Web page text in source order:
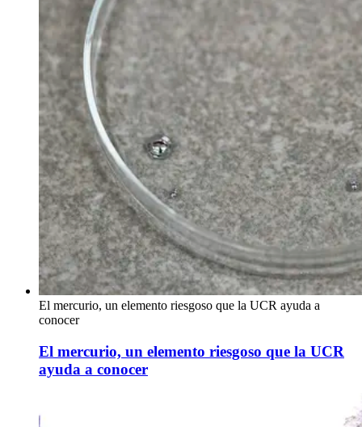
El mercurio, un elemento riesgoso que la UCR ayuda a
conocer
El mercurio, un elemento riesgoso que la UCR
ayuda a conocer